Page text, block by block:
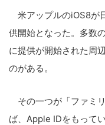
米アップルのiOS8が
供開始となった。多数
に提供が開始された周
のがある。
その一つが「ファミ
ば、Apple IDをもって